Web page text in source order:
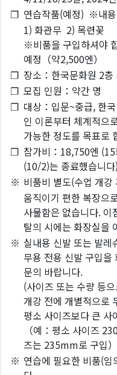
❐ 연습작품(예정) ※내
1) 화관무 2) 목련꽃
※비품을 구입하셔야
예정（약2,500엔）
❐ 장소：한국문화원 2층
❐ 모집 인원：약간 명
❐ 대상：입문~중급, 한
인 이론부터 체계적으
가능한 정도를 목표로
❐ 참가비：18,750엔
(10/2)는 종료했습니다)
※ 비품비 별도(수업 개
움직이기 편한 복장으
사물함은 없습니다. 이
탈의 시에는 화장실을
※ 실내용 신발 또는 발레
무용 전용 신발 구입을
문의 바랍니다.
(사이즈 또는 수량 등
개강 전에 개별적으로
평소 사이즈보다 큰 사
（예：평소 사이즈
즈는 235mm로 구입）
※ 연습에 필요한 비품(